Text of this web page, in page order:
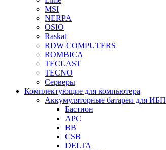
MSI
NERPA
OSIO
Raskat
RDW COMPUTERS
ROMBICA
TECLAST
TECNO
Серверы
Комплектующие для компьютера
Аккумуляторные батареи для ИБП
Бастион
APC
BB
CSB
DELTA